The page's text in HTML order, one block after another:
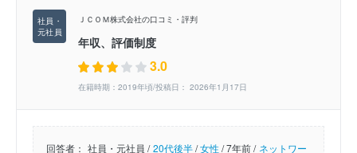
ＪＣＯＭ株式会社の口コミ・評判
年収、評価制度
3.0
在籍時期：2019年頃/投稿日： 2026年1月17日
回答者： 社員・元社員 / 20代後半/女性/7年前 / ネットワー